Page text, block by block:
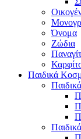
Όνομα
Ζώδια
Παιδικά